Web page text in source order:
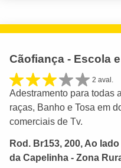
Cãofiança - Escola
2 aval.
Adestramento para todas
raças, Banho e Tosa em
comerciais de Tv.
Rod. Br153, 200, Ao
da Capelinha - Zona